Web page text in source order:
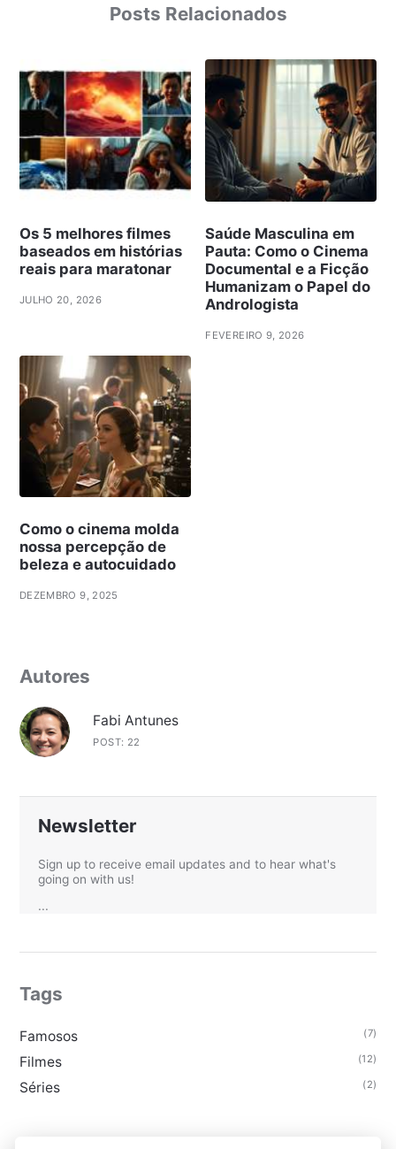
Posts Relacionados
Os 5 melhores filmes
baseados em histórias
reais para maratonar
JULHO 20, 2026
Saúde Masculina em
Pauta: Como o Cinema
Documental e a Ficção
Humanizam o Papel do
Andrologista
FEVEREIRO 9, 2026
Como o cinema molda
nossa percepção de
beleza e autocuidado
DEZEMBRO 9, 2025
Autores
Fabi Antunes
POST: 22
Newsletter
Sign up to receive email updates and to hear what's
going on with us!
...
Tags
Famosos (7)
Filmes (12)
Séries (2)